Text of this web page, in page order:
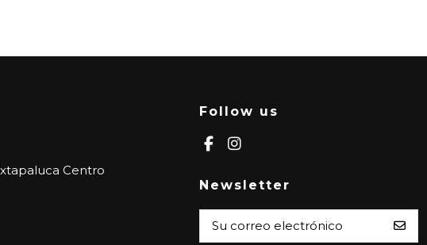
Centro
Follow us
Newsletter